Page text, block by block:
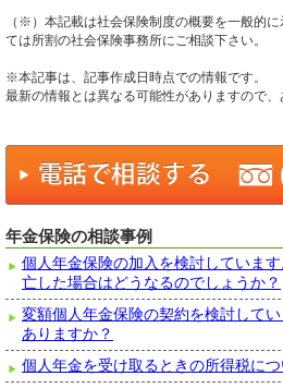
（※）本記載は社会保険制度の概要を一般的
ては所割の社会保険事務所にご相談下さい。
※本記事は、記事作成日時点での情報です。
最新の情報とは異なる可能性がありますので、
年金保険の相談事例
個人年金保険の加入を検討していま
亡した場合はどうなるのでしょうか？
変額個人年金保険の契約を検討して
ありますか？
個人年金を受け取るときの所得税に